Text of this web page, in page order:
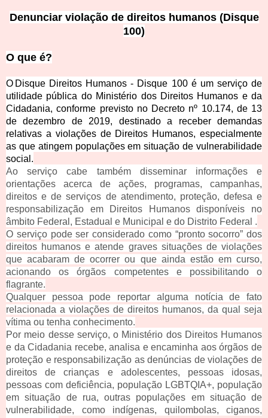
Denunciar violação de direitos humanos (Disque
100)
O que é?
O Disque Direitos Humanos - Disque 100 é um serviço de
utilidade pública do Ministério dos Direitos Humanos e da
Cidadania, conforme previsto no Decreto nº 10.174, de 13
de dezembro de 2019, destinado a receber demandas
relativas a violações de Direitos Humanos, especialmente
as que atingem populações em situação de vulnerabilidade
social.
Ao serviço cabe também disseminar informações e
orientações acerca de ações, programas, campanhas,
direitos e de serviços de atendimento, proteção, defesa e
responsabilização em Direitos Humanos disponíveis no
âmbito Federal, Estadual e Municipal e do Distrito Federal .
O serviço pode ser considerado como “pronto socorro” dos
direitos humanos e atende graves situações de violações
que acabaram de ocorrer ou que ainda estão em curso,
acionando os órgãos competentes e possibilitando o
flagrante.
Qualquer pessoa pode reportar alguma notícia de fato
relacionada a violações de direitos humanos, da qual seja
vítima ou tenha conhecimento.
Por meio desse serviço, o Ministério dos Direitos Humanos
e da Cidadania recebe, analisa e encaminha aos órgãos de
proteção e responsabilização as denúncias de violações de
direitos de crianças e adolescentes, pessoas idosas,
pessoas com deficiência, população LGBTQIA+, população
em situação de rua, outras populações em situação de
vulnerabilidade, como indígenas, quilombolas, ciganos,